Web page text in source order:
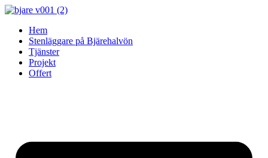
Skip
contentHem
Stenläggare på Bjärehalvön
Tjänster
Projekt
Offert